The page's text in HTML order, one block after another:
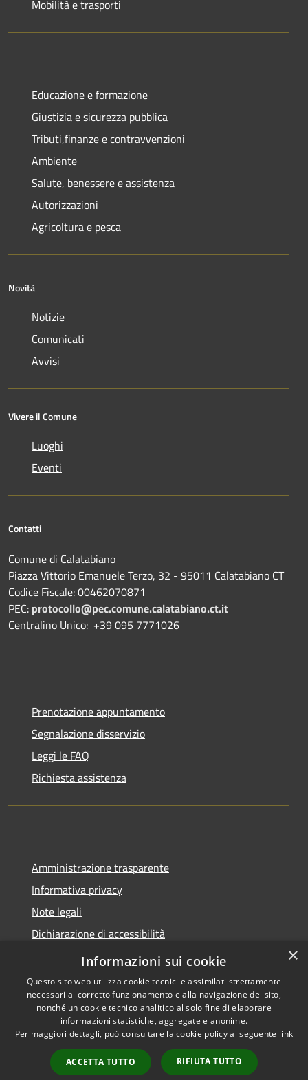
Mobilità e trasporti
Educazione e formazione
Giustizia e sicurezza pubblica
Tributi,finanze e contravvenzioni
Ambiente
Salute, benessere e assistenza
Autorizzazioni
Agricoltura e pesca
Novità
Notizie
Comunicati
Avvisi
Vivere il Comune
Luoghi
Eventi
Contatti
Comune di Calatabiano
Piazza Vittorio Emanuele Terzo, 32 - 95011 Calatabiano CT
Codice Fiscale: 00462070871
PEC: protocollo@pec.comune.calatabiano.ct.it
Centralino Unico: +39 095 7771026
Prenotazione appuntamento
Segnalazione disservizio
Leggi le FAQ
Richiesta assistenza
Amministrazione trasparente
Informativa privacy
Note legali
Dichiarazione di accessibilità
Sito web precedente
Accessibilità
Copyright © 2026 • Comune di
Calatabiano • Powered by
Municipium•
Accesso
redazione
×
Informazioni sui cookie
Questo sito web utilizza cookie tecnici e assimilati strettamente
necessari al corretto funzionamento e alla navigazione del sito,
nonché un cookie tecnico analitico al solo fine di elaborare
informazioni statistiche, aggregate e anonime.
Per maggiori dettagli, può consultare la cookie policy al seguente link
ACCETTA TUTTO RIFIUTA TUTTO